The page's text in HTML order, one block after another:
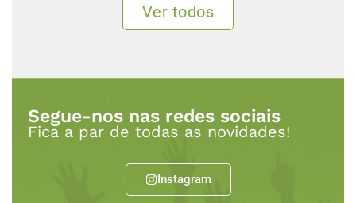
Ver todos
Segue-nos nas redes sociais
Fica a par de todas as novidades!
Instagram